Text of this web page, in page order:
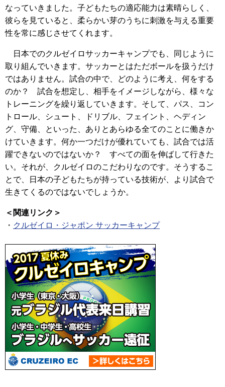
なっていきました。子どもたちの適応能力は素晴らしく、
彼らを見ていると、柔らかい芽のうちに刺激を与える重要
性を常に感じさせてくれます。
日本でのクルゼイロサッカーキャンプでも、同じように
取り組んでいきます。サッカーとはただボールを扱うだけ
ではありません。試合の中で、どのように考え、何をする
のか？ 試合を想定し、相手をイメージしながら、様々な
トレーニングを繰り返していきます。そして、パス、コン
トロール、シュート、ドリブル、フェイント、ヘディン
グ、守備、といった、ありとあらゆる全てのことに働きか
けていきます。何か一つだけが優れていても、試合では活
躍できないのではないか？ すべての面を伸ばして行きた
い。それが、クルゼイロのこだわりなのです。そうするこ
とで、日本の子どもたちが持っている技術が、より試合で
生きてくるのではないでしょうか。
＜関連リンク＞
・ クルゼイロ・ジャポン サッカーキャンプ